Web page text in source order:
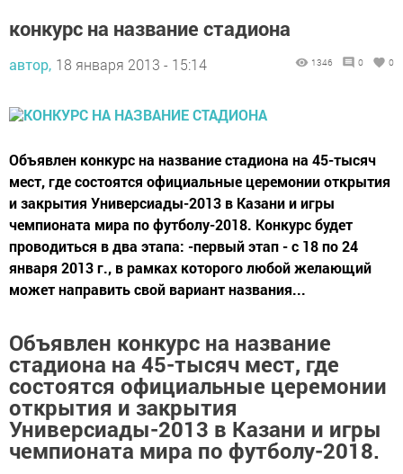
конкурс на название стадиона
автор, 18 января 2013 - 15:14 1346 0 0
Объявлен конкурс на название стадиона на 45-тысяч
мест, где состоятся официальные церемонии открытия
и закрытия Универсиады-2013 в Казани и игры
чемпионата мира по футболу-2018. Конкурс будет
проводиться в два этапа: -первый этап - с 18 по 24
января 2013 г., в рамках которого любой желающий
может направить свой вариант названия...
Объявлен конкурс на название
стадиона на 45-тысяч мест, где
состоятся официальные церемонии
открытия и закрытия
Универсиады-2013 в Казани и игры
чемпионата мира по футболу-2018.